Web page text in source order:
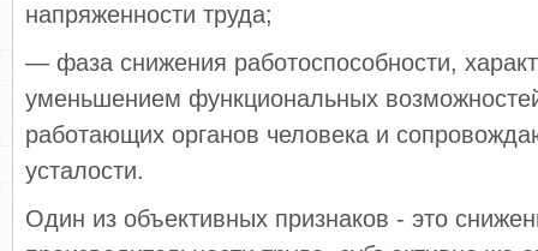
напряженности труда;
— фаза снижения работоспособности,
умень­шением функциональных
работающих орга­нов человека и
усталости.
Один из объективных признаков - это